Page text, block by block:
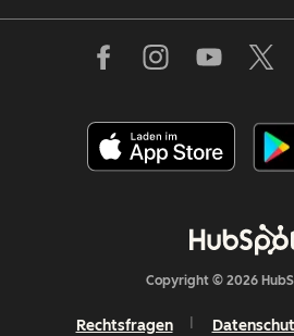
Copyright © 2026
Rechtsfragen